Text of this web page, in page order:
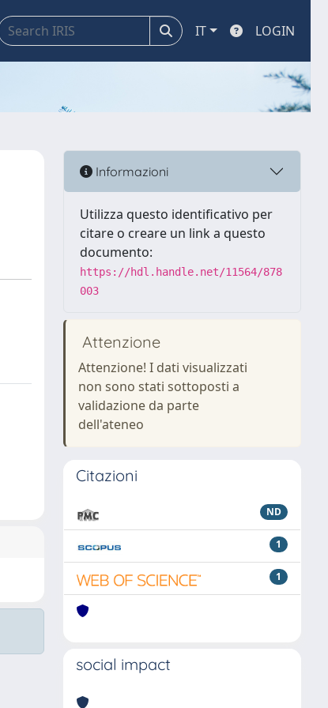
IT LOGIN
Informazioni
Utilizza questo identificativo per
citare o creare un link a questo
documento:
https://hdl.handle.net/11564/878
003
Attenzione
Attenzione! I dati visualizzati
non sono stati sottoposti a
validazione da parte
dell'ateneo
Citazioni
ND
1
1
social impact